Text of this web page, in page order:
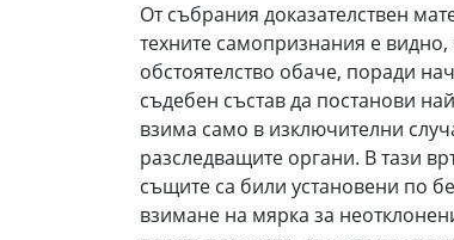
От събрания доказателствен
техните самопризнания е
обстоятелство обаче, поради
съдебен състав да постанови
взима само в изключителни
разследващите органи. В тази
същите са били установени по
взимане на мярка за